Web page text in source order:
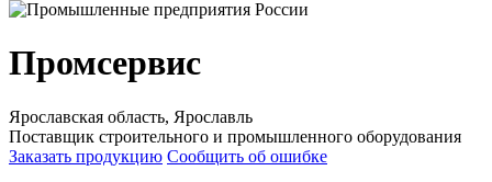
Промсервис
Ярославская область, Ярославль
Поставщик строительного и промышленного оборудования
Заказать продукцию Сообщить об ошибке